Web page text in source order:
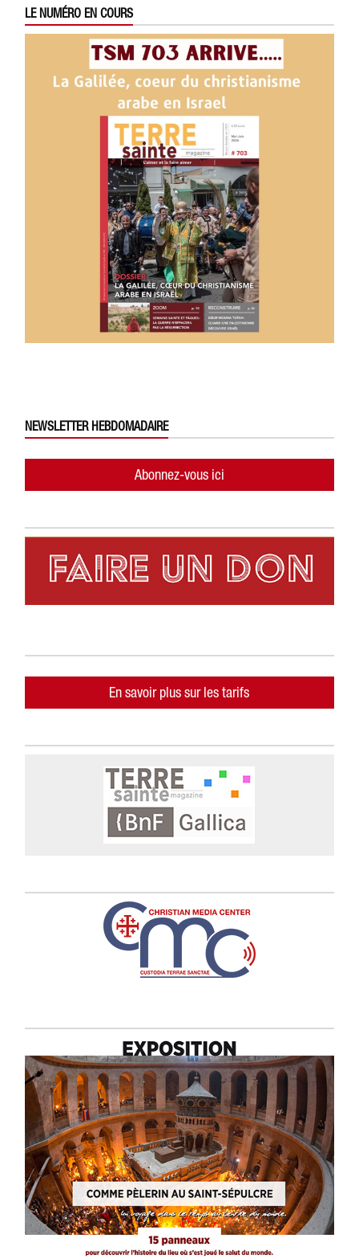
LE NUMÉRO EN COURS
NEWSLETTER HEBDOMADAIRE
Abonnez-vous ici
En savoir plus sur les tarifs